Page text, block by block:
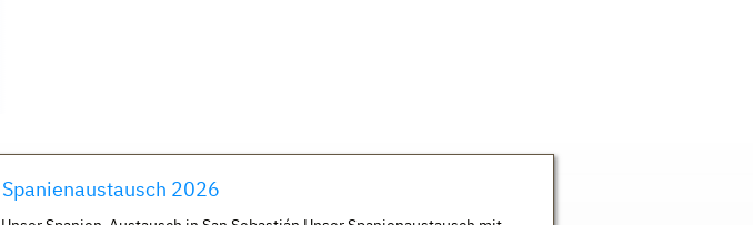
Spanienaustausch 2026